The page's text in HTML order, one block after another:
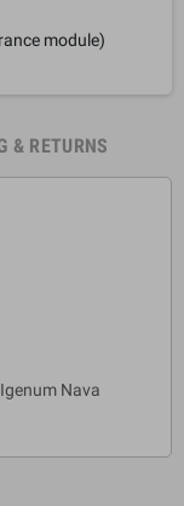
module)
& RETURNS
Nava